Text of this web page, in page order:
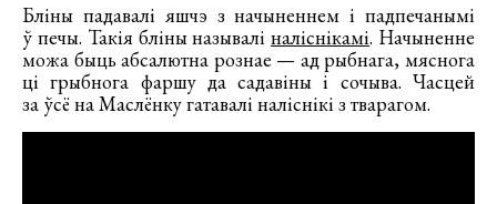
Бліны падавалі яшчэ з начыненнем і падпечанымі
ў печы. Такія бліны называліналіснікамі. Начыненне
можа быць абсалютна рознае — ад рыбнага, мяснога
ці грыбнога фаршу да садавіны і сочыва. Часцей
за ўсё на Маслёнку гатавалі наліснікі з тварагом.